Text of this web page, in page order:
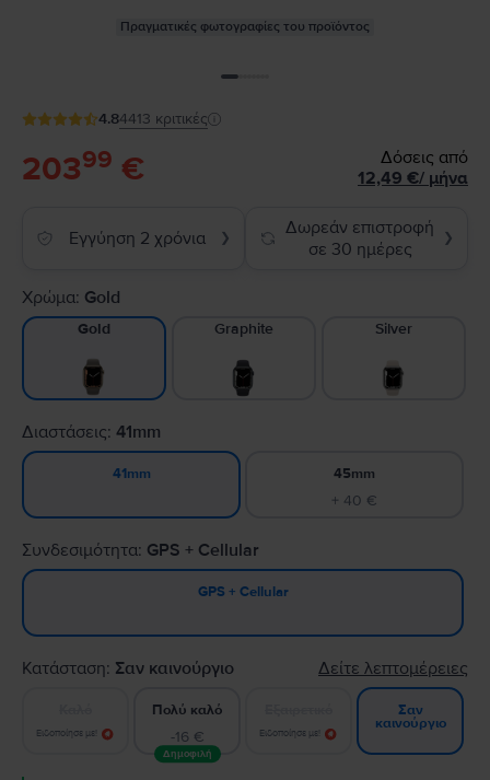
Πραγματικές φωτογραφίες του προϊόντος
4.84413 κριτικές
20399 €
Δόσεις από
12,49 €/ μήνα
Εγγύηση 2 χρόνια ❯
Δωρεάν επιστροφή
σε 30 ημέρες
❯
Χρώμα: Gold
Gold Graphite Silver
Διαστάσεις: 41mm
41mm 45mm
+ 40 €
Συνδεσιμότητα: GPS + Cellular
GPS + Cellular
Κατάσταση: Σαν καινούργιο Δείτε λεπτομέρειες
Ειδοποίησε με!
Πολύ καλό
-16 €
Δημοφιλή
Ειδοποίησε με!
Σαν
καινούργιο